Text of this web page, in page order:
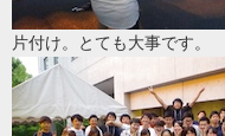
片付け。とても大事です。